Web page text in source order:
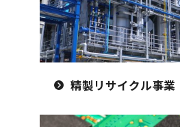
精製リサイクル事業